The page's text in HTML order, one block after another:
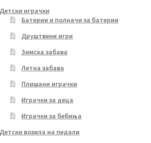
Детски играчки
Батерии и полначи за батерии
Друштвени игри
Зимска забава
Летна забава
Плишани играчки
Играчки за деца
Играчки за бебиња
Детски возила на педали